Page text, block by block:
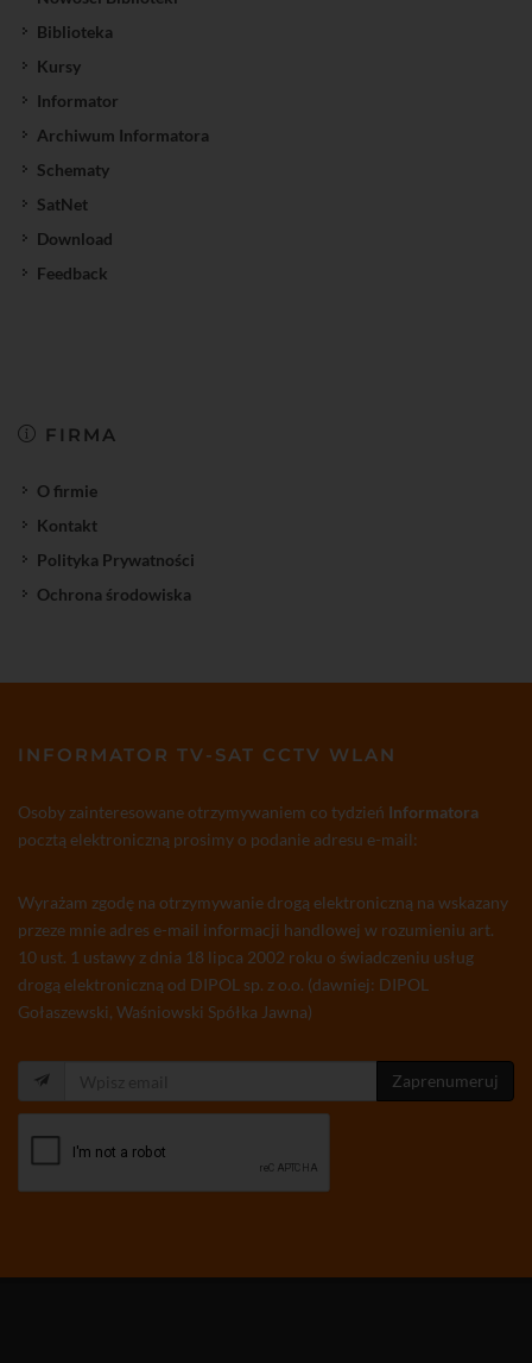
Biblioteka
Kursy
Informator
Archiwum Informatora
Schematy
SatNet
Download
Feedback
FIRMA
O firmie
Kontakt
Polityka Prywatności
Ochrona środowiska
INFORMATOR TV-SAT CCTV WLAN
Osoby zainteresowane otrzymywaniem co tydzień Informatora
pocztą elektroniczną prosimy o podanie adresu e-mail:
Wyrażam zgodę na otrzymywanie drogą elektroniczną na wskazany
przeze mnie adres e-mail informacji handlowej w rozumieniu art.
10 ust. 1 ustawy z dnia 18 lipca 2002 roku o świadczeniu usług
drogą elektroniczną od DIPOL sp. z o.o. (dawniej: DIPOL
Gołaszewski, Waśniowski Spółka Jawna)
Zaprenumeruj